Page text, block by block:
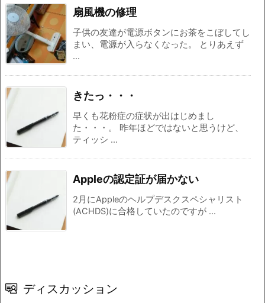
扇風機の修理
子供の友達が電源ボタンにお茶をこぼしてし
まい、電源が入らなくなった。 とりあえず
...
きたっ・・・
早くも花粉症の症状が出はじめまし
た・・・。 昨年ほどではないと思うけど、
ティッシ ...
Appleの認定証が届かない
2月にAppleのヘルプデスクスペシャリスト
(ACHDS)に合格していたのですが ...
ディスカッション